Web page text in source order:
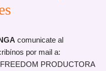
comunicate al
por mail a:
PRODUCTORA